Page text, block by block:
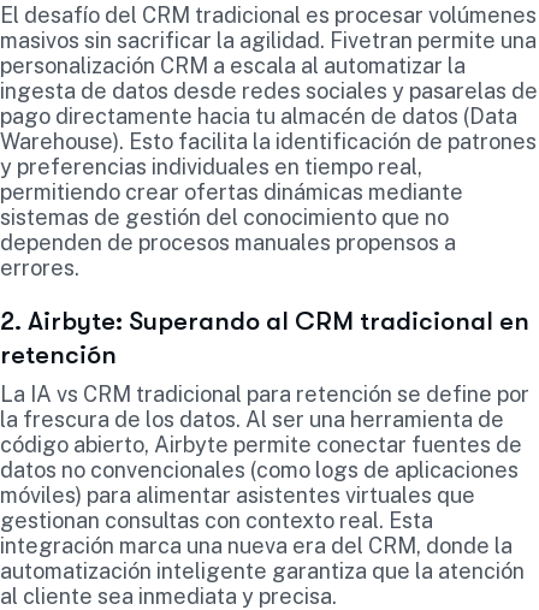
El desafío del CRM tradicional es procesar volúmenes
masivos sin sacrificar la agilidad. Fivetran permite una
personalización CRM a escala al automatizar la
ingesta de datos desde redes sociales y pasarelas de
pago directamente hacia tu almacén de datos (Data
Warehouse). Esto facilita la identificación de patrones
y preferencias individuales en tiempo real,
permitiendo crear ofertas dinámicas mediante
sistemas de gestión del conocimiento que no
dependen de procesos manuales propensos a
errores.
2. Airbyte: Superando al CRM tradicional en
retención
La IA vs CRM tradicional para retención se define por
la frescura de los datos. Al ser una herramienta de
código abierto, Airbyte permite conectar fuentes de
datos no convencionales (como logs de aplicaciones
móviles) para alimentar asistentes virtuales que
gestionan consultas con contexto real. Esta
integración marca una nueva era del CRM, donde la
automatización inteligente garantiza que la atención
al cliente sea inmediata y precisa.